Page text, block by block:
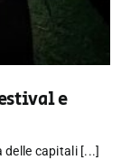
e
delle capitali [...]